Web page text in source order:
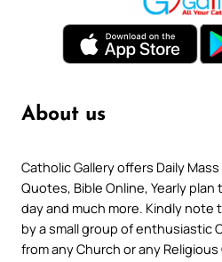
About us
Catholic Gallery offers Daily
Quotes, Bible Online, Yearly
day and much more. Kindly
by a small group of enthusiastic
from any Church or any